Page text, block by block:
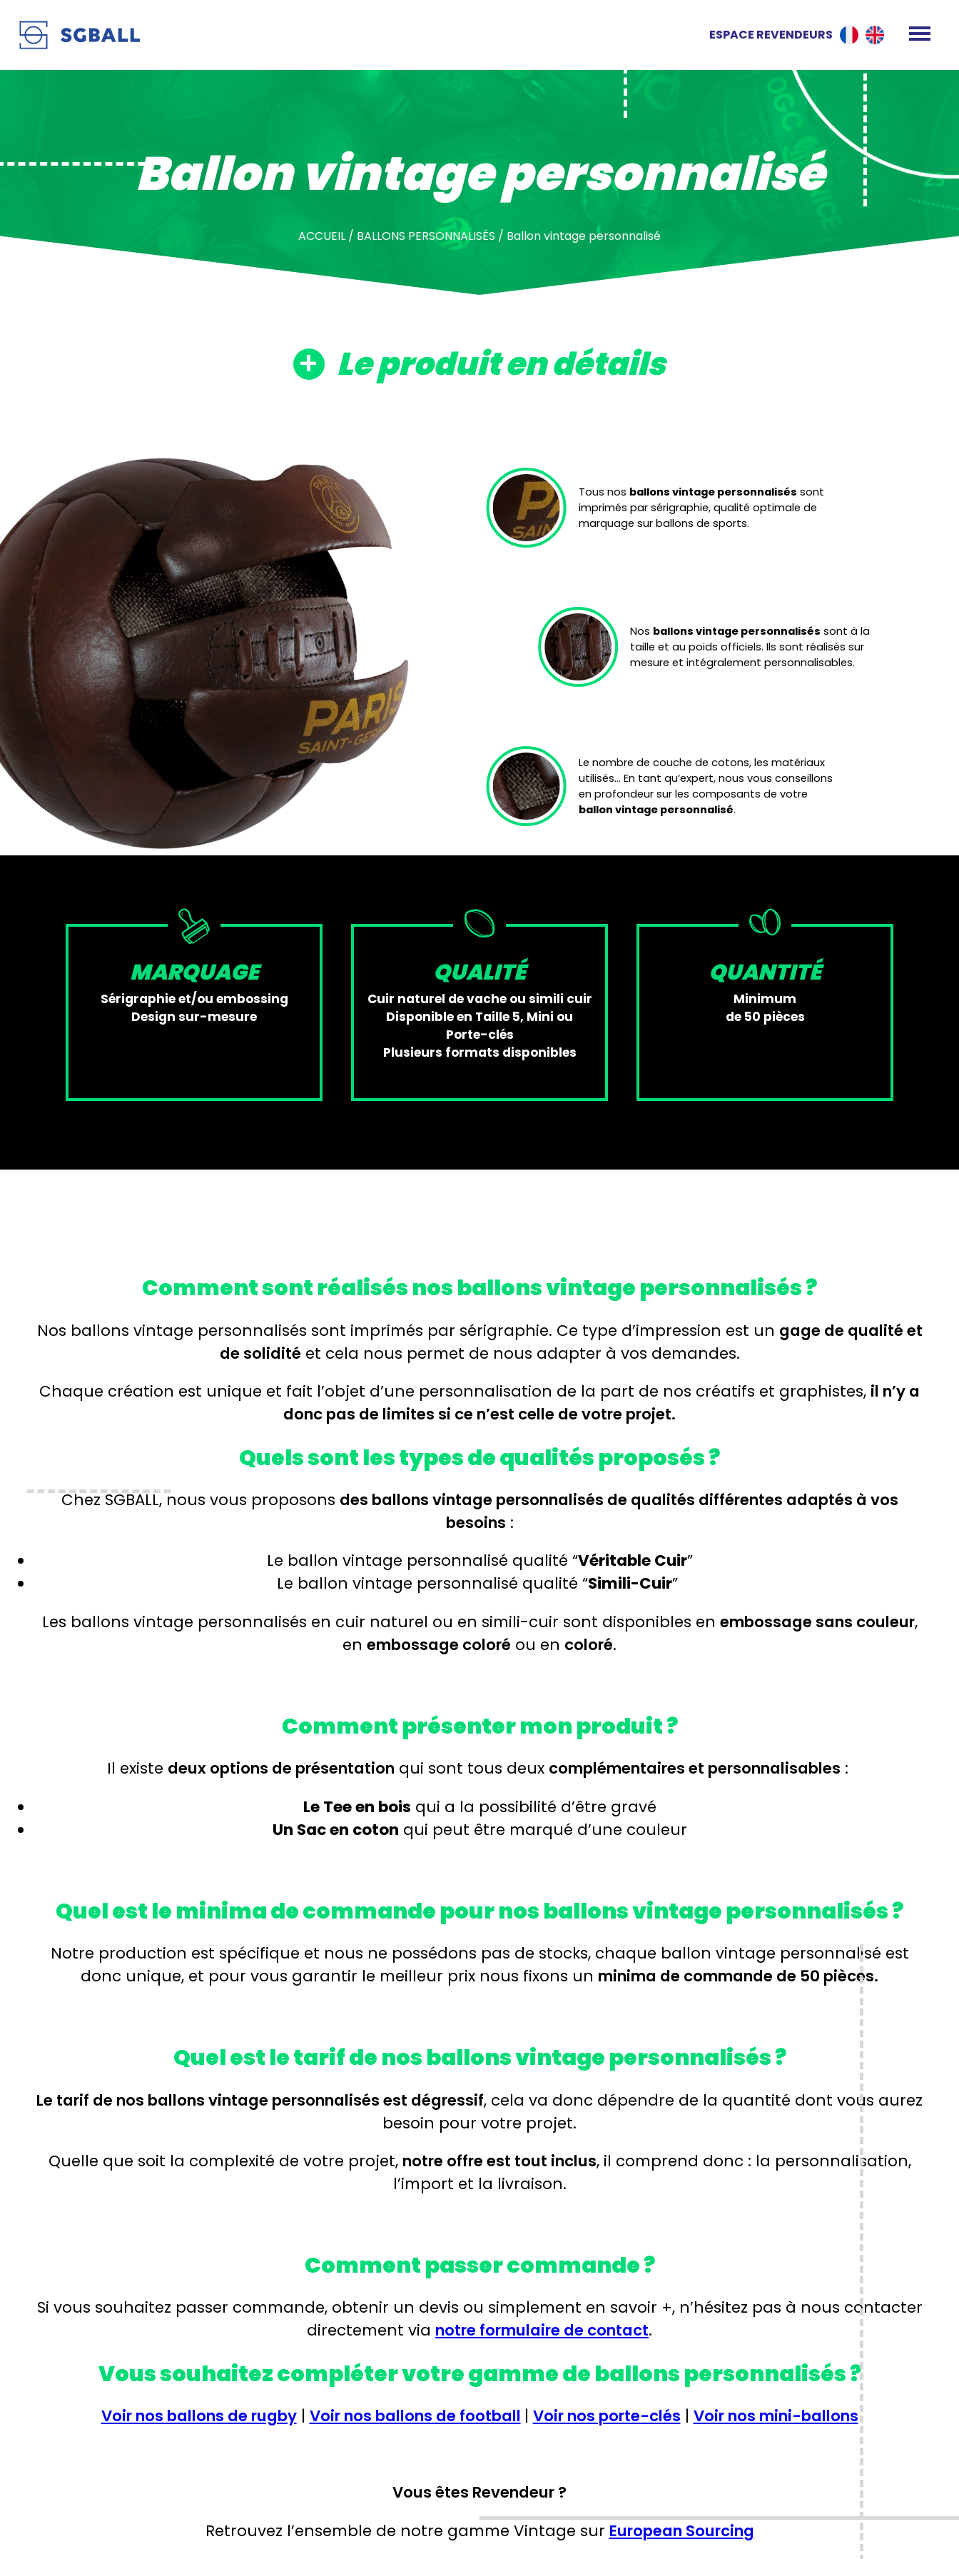
ESPACE REVENDEURS
Ballon vintage personnalisé
ACCUEIL / BALLONS PERSONNALISÉS / Ballon vintage personnalisé
Le produit en détails
Tous nos ballons vintage personnalisés sont
imprimés par sérigraphie, qualité optimale de
marquage sur ballons de sports.
Nos ballons vintage personnalisés sont à la
taille et au poids officiels. Ils sont réalisés sur
mesure et intégralement personnalisables.
Le nombre de couche de cotons, les matériaux
utilisés… En tant qu’expert, nous vous conseillons
en profondeur sur les composants de votre
ballon vintage personnalisé.
MARQUAGE
Sérigraphie et/ou embossing
Design sur-mesure
QUALITÉ
Cuir naturel de vache ou simili cuir
Disponible en Taille 5, Mini ou
Porte-clés
Plusieurs formats disponibles
QUANTITÉ
Minimum
de 50 pièces
Comment sont réalisés nos ballons vintage personnalisés ?
Nos ballons vintage personnalisés sont imprimés par sérigraphie. Ce type d’impression est un gage de qualité et
de solidité et cela nous permet de nous adapter à vos demandes.
Chaque création est unique et fait l’objet d’une personnalisation de la part de nos créatifs et graphistes, il n’y a
donc pas de limites si ce n’est celle de votre projet.
Quels sont les types de qualités proposés ?
Chez SGBALL, nous vous proposons des ballons vintage personnalisés de qualités différentes adaptés à vos
besoins :
Le ballon vintage personnalisé qualité “Véritable Cuir”
Le ballon vintage personnalisé qualité “Simili-Cuir”
Les ballons vintage personnalisés en cuir naturel ou en simili-cuir sont disponibles en embossage sans couleur,
en embossage coloré ou en coloré.
Comment présenter mon produit ?
Il existe deux options de présentation qui sont tous deux complémentaires et personnalisables :
Le Tee en bois qui a la possibilité d’être gravé
Un Sac en coton qui peut être marqué d’une couleur
Quel est le minima de commande pour nos ballons vintage personnalisés ?
Notre production est spécifique et nous ne possédons pas de stocks, chaque ballon vintage personnalisé est
donc unique, et pour vous garantir le meilleur prix nous fixons un minima de commande de 50 pièces.
Quel est le tarif de nos ballons vintage personnalisés ?
Le tarif de nos ballons vintage personnalisés est dégressif, cela va donc dépendre de la quantité dont vous aurez
besoin pour votre projet.
Quelle que soit la complexité de votre projet, notre offre est tout inclus, il comprend donc : la personnalisation,
l’import et la livraison.
Comment passer commande ?
Si vous souhaitez passer commande, obtenir un devis ou simplement en savoir +, n’hésitez pas à nous contacter
directement via notre formulaire de contact.
Vous souhaitez compléter votre gamme de ballons personnalisés ?
Voir nos ballons de rugby| Voir nos ballons de football | Voir nos porte-clés | Voir nos mini-ballons
Vous êtes Revendeur ?
Retrouvez l’ensemble de notre gamme Vintage sur European Sourcing